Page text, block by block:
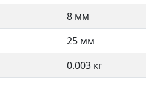
8 мм
25 мм
0.003 кг